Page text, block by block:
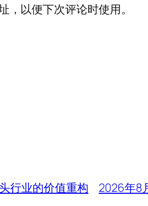
以便下次评论时使用。
行业的价值重构 2026年8